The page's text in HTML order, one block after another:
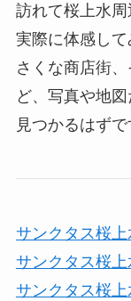
訪れて桜上水
実際に体感し
さくな商店街
ど、写真や地
見つかるはずで
サンクタス桜上
サンクタス桜
サンクタス桜上